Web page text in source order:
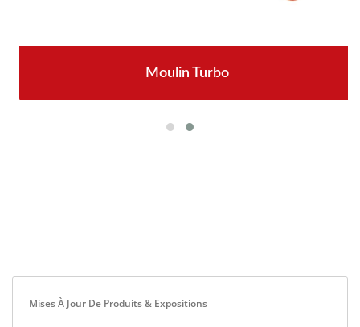
Moulin Turbo
Mises À Jour De Produits & Expositions